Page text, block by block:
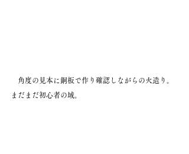
角度の見本に銅板で作り確認しながらの火造り。
まだまだ初心者の域。